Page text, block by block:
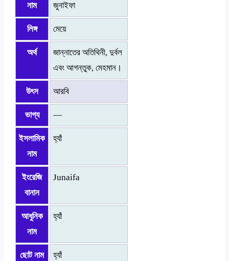
নাম জুনাইফা
লিঙ্গ মেয়ে
অর্থ
জান্নাতের অতিথিনী, দুর্বল
এবং আগন্তুক, মেহমান।
উৎস আরবি
ভাগ্য —
ইসলামিক
নাম
হ্যাঁ
ইংরেজি
বানান
Junaifa
আধুনিক
নাম
হ্যাঁ
ছোট নাম হ্যাঁ